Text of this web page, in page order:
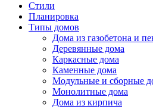
Стили
Планировка
Типы домов
Дома из газобетона и
Деревянные дома
Каркасные дома
Каменные дома
Модульные и сборные
Монолитные дома
Дома из кирпича